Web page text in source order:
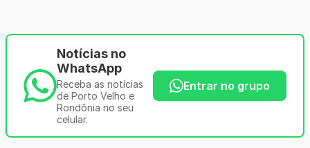
Notícias no
WhatsApp
Receba as notícias
de Porto Velho e
Rondônia no seu
celular.
Entrar no grupo